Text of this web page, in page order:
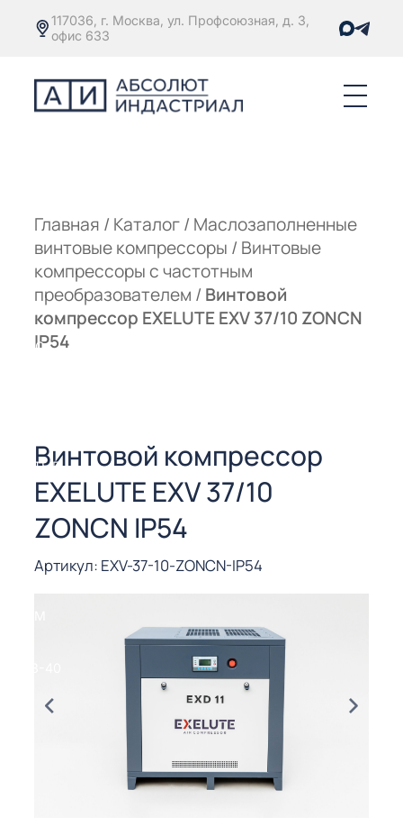
117036, г. Москва, ул. Профсоюзная, д. 3,
офис 633
Главная / Каталог/ Маслозаполненные
винтовые компрессоры / Винтовые
компрессоры с частотным
преобразователем / Винтовой
компрессор EXELUTE EXV 37/10 ZONCN
IP54
Винтовой компрессор
EXELUTE EXV 37/10
ZONCN IP54
Артикул: EXV-37-10-ZONCN-IP54
С